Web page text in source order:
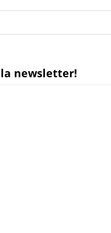
newsletter!